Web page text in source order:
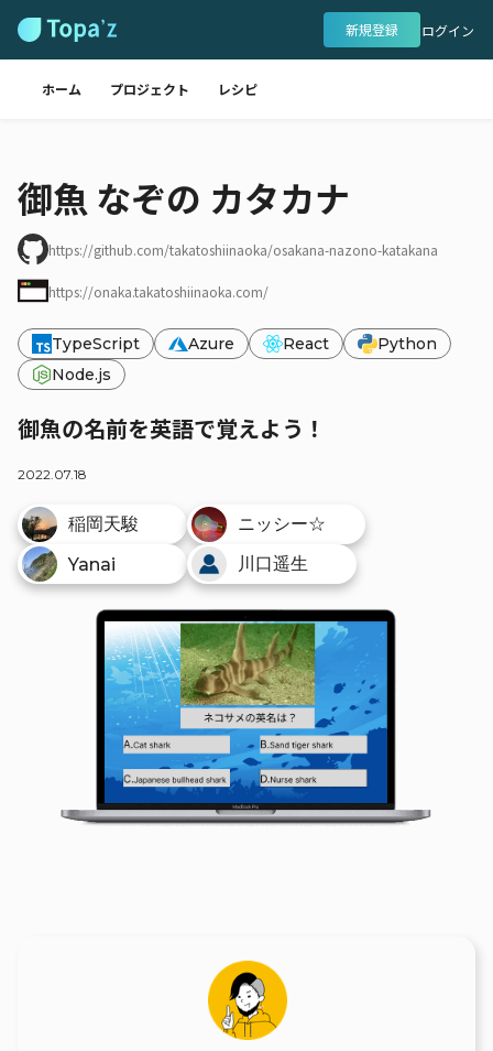
新規登録 ログイン
ホーム プロジェクト レシピ
御魚 なぞの カタカナ
https://github.com/takatoshiinaoka/osakana-nazono-katakana
https://onaka.takatoshiinaoka.com/
TypeScript Azure React
Python
Node.js
御魚の名前を英語で覚えよう！
2022.07.18
稲岡天駿
ニッシー☆
Yanai
川口遥生